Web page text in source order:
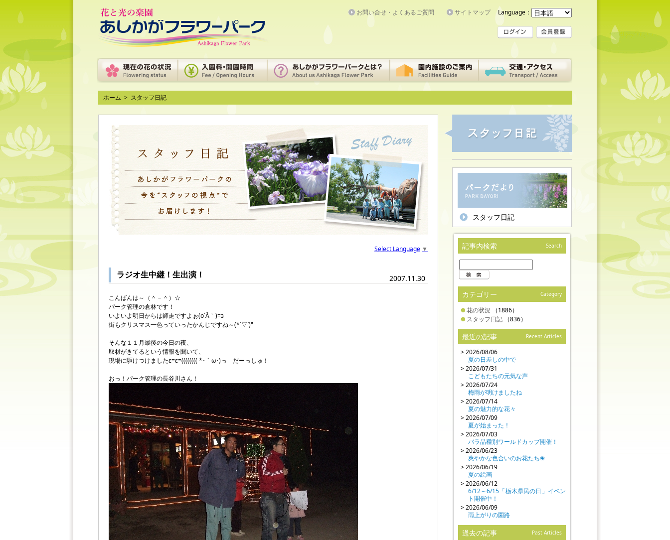
Language：
お問い合せ・よくあるご質問 サイトマップ
ホーム > スタッフ日記
スタッフ日記
Search
記事内検索
Category
カテゴリー
花の状況 （1886）
スタッフ日記 （836）
Recent Articles
最近の記事
> 2026/08/06
夏の日差しの中で
> 2026/07/31
こどもたちの元気な声
> 2026/07/24
梅雨が明けましたね
> 2026/07/14
夏の魅力的な花々
> 2026/07/09
夏が始まった！
> 2026/07/03
バラ品種別ワールドカップ開催！
> 2026/06/23
爽やかな色合いのお花たち❀
> 2026/06/19
夏の絵画
> 2026/06/12
6/12～6/15「栃木県民の日」イベン
ト開催中！
> 2026/06/09
雨上がりの園路
Past Articles
過去の記事
Select Language ▼
2007.11.30
ラジオ生中継！生出演！
こんばんは～（＾－＾）☆
パーク管理の倉林です！
いよいよ明日からは師走ですよぉ(o´Å｀)=з
街もクリスマス一色っていったかんじですね～(*´▽`)"
そんな１１月最後の今日の夜、
取材がきてるという情報を聞いて、
現場に駆けつけましたε=ε=(((((((( *･｀ω･)っ だーっしゅ！
おっ！パーク管理の長谷川さん！